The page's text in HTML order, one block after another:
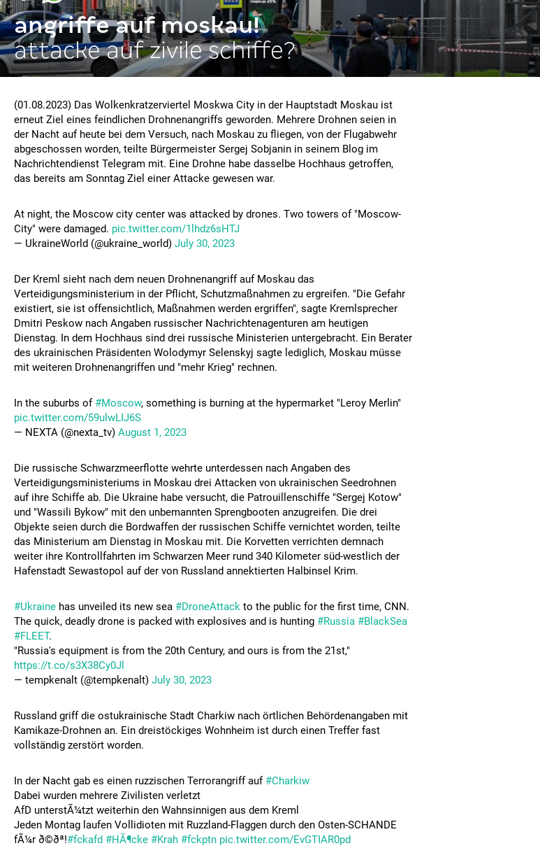
angriffe auf moskau!
attacke auf zivile schiffe?
(01.08.2023) Das Wolkenkratzerviertel Moskwa City in der Hauptstadt Moskau ist
erneut Ziel eines feindlichen Drohnenangriffs geworden. Mehrere Drohnen seien in
der Nacht auf heute bei dem Versuch, nach Moskau zu fliegen, von der Flugabwehr
abgeschossen worden, teilte Bürgermeister Sergej Sobjanin in seinem Blog im
Nachrichtendienst Telegram mit. Eine Drohne habe dasselbe Hochhaus getroffen,
das bereits am Sonntag Ziel einer Attacke gewesen war.
At night, the Moscow city center was attacked by drones. Two towers of "Moscow-
City" were damaged. pic.twitter.com/1lhdz6sHTJ
— UkraineWorld (@ukraine_world) July 30, 2023
Der Kreml sieht nach dem neuen Drohnenangriff auf Moskau das
Verteidigungsministerium in der Pflicht, Schutzmaßnahmen zu ergreifen. "Die Gefahr
existiert, sie ist offensichtlich, Maßnahmen werden ergriffen", sagte Kremlsprecher
Dmitri Peskow nach Angaben russischer Nachrichtenagenturen am heutigen
Dienstag. In dem Hochhaus sind drei russische Ministerien untergebracht. Ein Berater
des ukrainischen Präsidenten Wolodymyr Selenskyj sagte lediglich, Moskau müsse
mit weiteren Drohnenangriffen und "mehr Krieg" rechnen.
In the suburbs of#Moscow, something is burning at the hypermarket "Leroy Merlin"
pic.twitter.com/59ulwLIJ6S
— NEXTA (@nexta_tv) August 1, 2023
Die russische Schwarzmeerflotte wehrte unterdessen nach Angaben des
Verteidigungsministeriums in Moskau drei Attacken von ukrainischen Seedrohnen
auf ihre Schiffe ab. Die Ukraine habe versucht, die Patrouillenschiffe "Sergej Kotow"
und "Wassili Bykow" mit den unbemannten Sprengbooten anzugreifen. Die drei
Objekte seien durch die Bordwaffen der russischen Schiffe vernichtet worden, teilte
das Ministerium am Dienstag in Moskau mit. Die Korvetten verrichten demnach
weiter ihre Kontrollfahrten im Schwarzen Meer rund 340 Kilometer süd-westlich der
Hafenstadt Sewastopol auf der von Russland annektierten Halbinsel Krim.
#Ukraine has unveiled its new sea #DroneAttack to the public for the first time, CNN.
The quick, deadly drone is packed with explosives and is hunting #Russia #BlackSea
#FLEET.
"Russia's equipment is from the 20th Century, and ours is from the 21st,"
https://t.co/s3X38Cy0Jl
— tempkenalt (@tempkenalt) July 30, 2023
Russland griff die ostukrainische Stadt Charkiw nach örtlichen Behördenangaben mit
Kamikaze-Drohnen an. Ein dreistöckiges Wohnheim ist durch einen Treffer fast
vollständig zerstört worden.
In der Nacht gab es einen ruzzischen Terrorangriff auf#Charkiw
Dabei wurden mehrere Zivilisten verletzt
AfD unterstÃ¼tzt weiterhin den Wahnsinnigen aus dem Kreml
Jeden Montag laufen Vollidioten mit Ruzzland-Flaggen durch den Osten-SCHANDE
fÃ¼r ð©ðª!#fckafd #HÃ¶cke #Krah #fckptn pic.twitter.com/EvGTIAR0pd